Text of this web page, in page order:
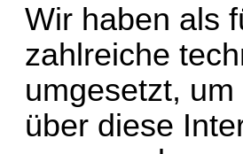
Wir haben als
zahlreiche
umgesetzt,
über diese